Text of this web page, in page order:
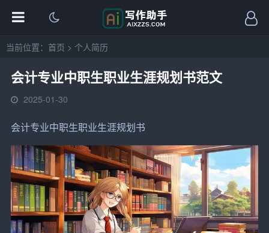
当前位置： 首页 > 个人简历
会计专业中职生职业生涯规划书范文
2025-01-30
会计专业中职生职业生涯规划书